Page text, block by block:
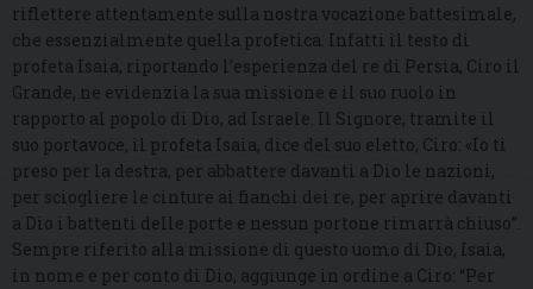
riflettere attentamente sulla nostra vocazione battesimale,
che essenzialmente quella profetica. Infatti il testo di
profeta Isaia, riportando l’esperienza del re di Persia, Ciro il
Grande, ne evidenzia la sua missione e il suo ruolo in
rapporto al popolo di Dio, ad Israele. Il Signore, tramite il
suo portavoce, il profeta Isaia, dice del suo eletto, Ciro: «Io ti
preso per la destra, per abbattere davanti a Dio le nazioni,
per sciogliere le cinture ai fianchi dei re, per aprire davanti
a Dio i battenti delle porte e nessun portone rimarrà chiuso”.
Sempre riferito alla missione di questo uomo di Dio, Isaia,
in nome e per conto di Dio, aggiunge in ordine a Ciro: “Per